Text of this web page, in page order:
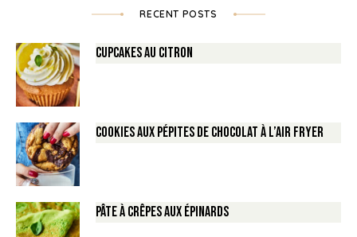
RECENT POSTS
Cupcakes au Citron
Cookies aux pépites de Chocolat à l’air fryer
Pâte à crêpes aux épinards